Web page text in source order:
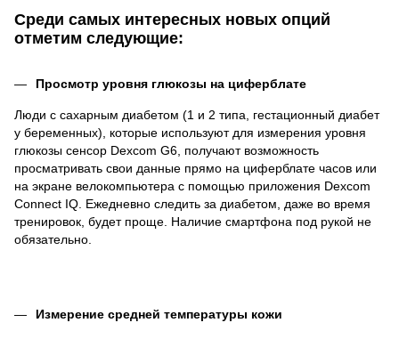
Среди самых интересных новых опций
отметим следующие:
Просмотр уровня глюкозы на циферблате
Люди с сахарным диабетом (1 и 2 типа, гестационный диабет
у беременных), которые используют для измерения уровня
глюкозы сенсор Dexcom G6, получают возможность
просматривать свои данные прямо на циферблате часов или
на экране велокомпьютера с помощью приложения Dexcom
Connect IQ. Ежедневно следить за диабетом, даже во время
тренировок, будет проще. Наличие смартфона под рукой не
обязательно.
Измерение средней температуры кожи